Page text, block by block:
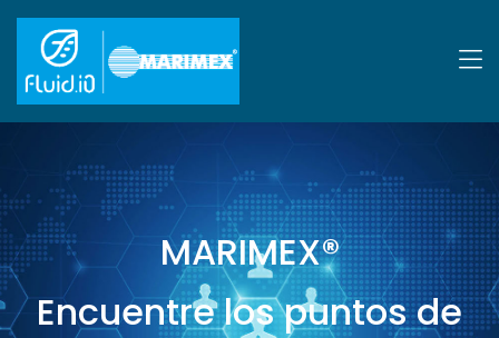
MARIMEX®
Encuentre los puntos de